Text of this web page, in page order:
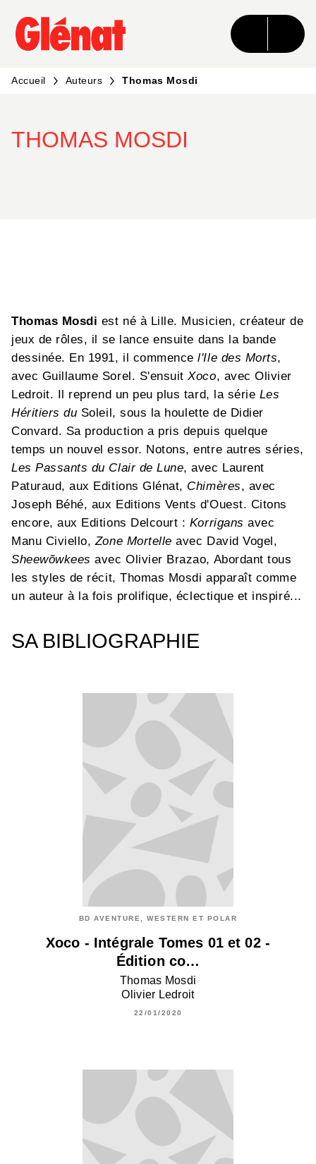
MENU RECHERCHE CONTENU
PIED DE PAGE
Accueil Auteurs Thomas Mosdi
THOMAS MOSDI
Thomas Mosdi est né à Lille. Musicien, créateur de
jeux de rôles, il se lance ensuite dans la bande
dessinée. En 1991, il commencel'Ile des Morts,
avec Guillaume Sorel. S'ensuitXoco, avec Olivier
Ledroit. Il reprend un peu plus tard, la série Les
Héritiers du Soleil, sous la houlette de Didier
Convard. Sa production a pris depuis quelque
temps un nouvel essor. Notons, entre autres séries,
Les Passants du Clair de Lune, avec Laurent
Paturaud, aux Editions Glénat, Chimères, avec
Joseph Béhé, aux Editions Vents d'Ouest. Citons
encore, aux Editions Delcourt : Korrigans avec
Manu Civiello,Zone Mortelle avec David Vogel,
Sheewõwkees avec Olivier Brazao, Abordant tous
les styles de récit, Thomas Mosdi apparaît comme
un auteur à la fois prolifique, éclectique et inspiré...
SA BIBLIOGRAPHIE
BD AVENTURE, WESTERN ET POLAR
Xoco - Intégrale Tomes 01 et 02 -
Édition co…
Thomas Mosdi
Olivier Ledroit
22/01/2020